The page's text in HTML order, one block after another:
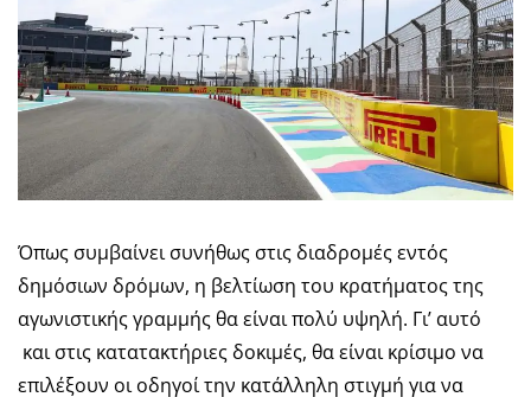
Όπως συμβαίνει συνήθως στις διαδρομές εντός
δημόσιων δρόμων, η βελτίωση του κρατήματος της
αγωνιστικής γραμμής θα είναι πολύ υψηλή. Γι’ αυτό
και στις κατατακτήριες δοκιμές, θα είναι κρίσιμο να
επιλέξουν οι οδηγοί την κατάλληλη στιγμή για να